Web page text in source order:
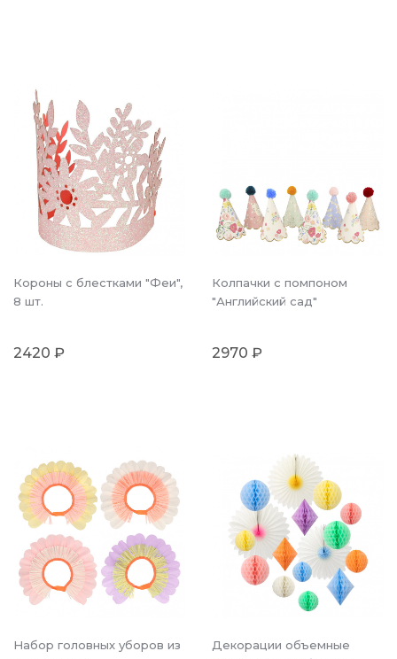
Короны с блестками "Феи",
8 шт.
2420 ₽
Колпачки с помпоном
"Английский сад"
2970 ₽
Набор головных уборов из
Декорации объемные